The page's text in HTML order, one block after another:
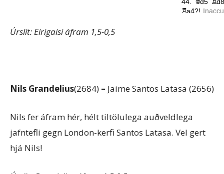
Úrslit: Eirigaisi áfram 1,5-0,5
Nils Grandelius(2684) – Jaime Santos Latasa (2656)
Nils fer áfram hér, hélt tiltölulega auðveldlega
jafntefli gegn London-kerfi Santos Latasa. Vel gert
hjá Nils!